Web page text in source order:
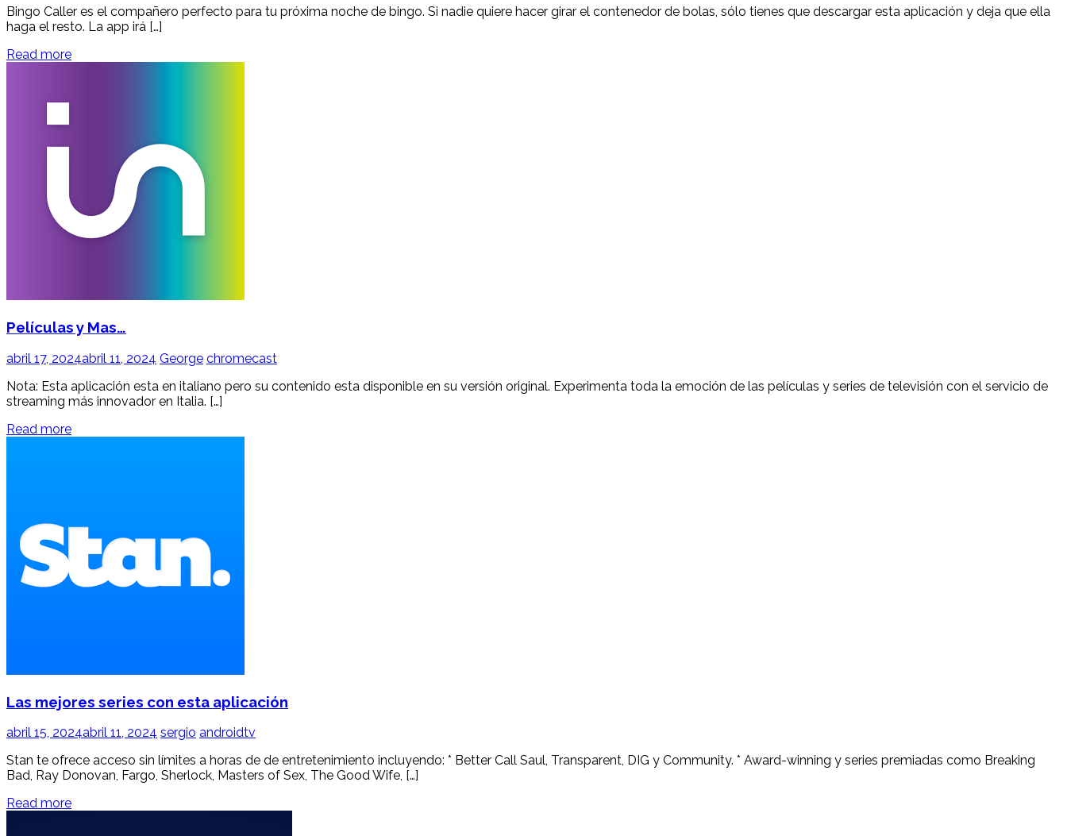
Bingo Caller es el compañero perfecto para tu próxima noche de bingo. Si nadie quiere hacer girar el contenedor de bolas, sólo tienes que descargar esta aplicación y deja que ella
haga el resto. La app irá […]
Read more
Películas y Mas…
abril 17, 2024abril 11, 2024 George chromecast
Nota: Esta aplicación esta en italiano pero su contenido esta disponible en su versión original. Experimenta toda la emoción de las películas y series de televisión con el servicio de
streaming más innovador en Italia. […]
Read more
Las mejores series con esta aplicación
abril 15, 2024abril 11, 2024 sergio androidtv
Stan te ofrece acceso sin límites a horas de de entretenimiento incluyendo: * Better Call Saul, Transparent, DIG y Community. * Award-winning y series premiadas como Breaking
Bad, Ray Donovan, Fargo, Sherlock, Masters of Sex, The Good Wife, […]
Read more